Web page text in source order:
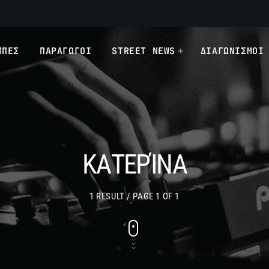
ΠΑΡΑΓΩΓΟΙ STREET NEWS ΔΙΑΓΩΝΙΣΜΟΙ
ΚΑΤΕΡΊΝΑ
1 RESULT / PAGE 1 OF 1